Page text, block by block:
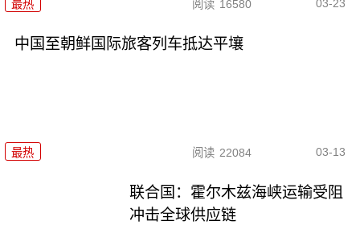
最热 阅读 16580 03-23
中国至朝鲜国际旅客列车抵达平壤
最热 阅读 22084 03-13
联合国：霍尔木兹海峡运输受阻
冲击全球供应链